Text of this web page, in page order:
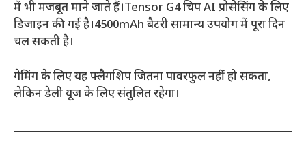
में भी मजबूत माने जाते हैं।Tensor G4 चिप AI प्रोसेसिंग के लिए
डिजाइन की गई है।4500mAh बैटरी सामान्य उपयोग में पूरा दिन
चल सकती है।
गेमिंग के लिए यह फ्लैगशिप जितना पावरफुल नहीं हो सकता,
लेकिन डेली यूज के लिए संतुलित रहेगा।